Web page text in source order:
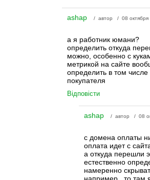
ashap / автор / 08
а я работник юмани?
определить откуда
можно, особенно с
метрикой на сайте
определить в том числе
покупателя
Відповісти
ashap / автор / 08
с домена оплаты
оплата идет с
а откуда перешли
естественно
намеренно
например , то там